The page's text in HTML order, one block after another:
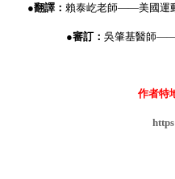
●翻譯： 賴泰屹老師——美國運
●審訂： 吳肇基醫師——
作者特